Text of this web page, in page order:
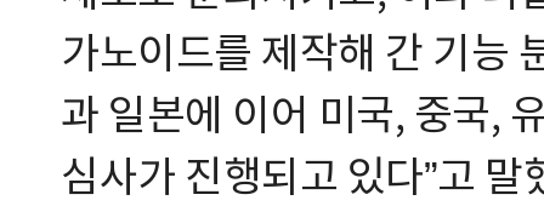
가노이드를 제작해 간 기능
과 일본에 이어 미국, 중국,
심사가 진행되고 있다”고 말